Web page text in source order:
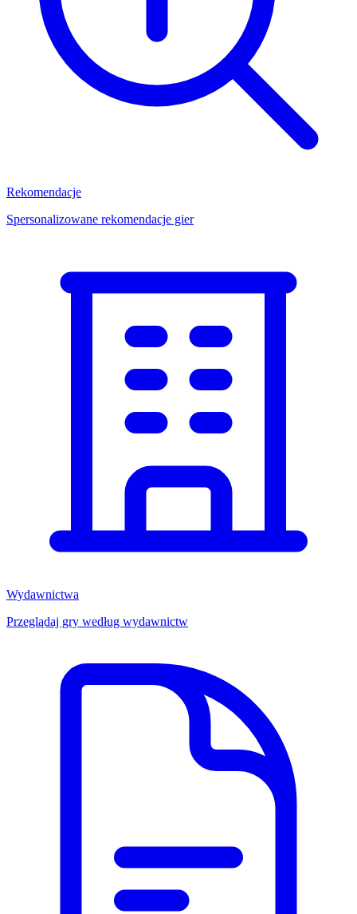
Rekomendacje
Spersonalizowane rekomendacje gier
Wydawnictwa
Przeglądaj gry według wydawnictw